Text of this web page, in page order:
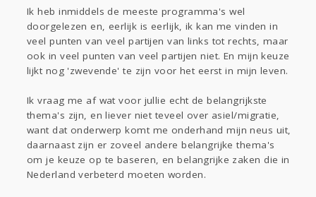
Ik heb inmiddels de meeste programma's wel
doorgelezen en, eerlijk is eerlijk, ik kan me vinden in
veel punten van veel partijen van links tot rechts, maar
ook in veel punten van veel partijen niet. En mijn keuze
lijkt nog 'zwevende' te zijn voor het eerst in mijn leven.
Ik vraag me af wat voor jullie echt de belangrijkste
thema's zijn, en liever niet teveel over asiel/migratie,
want dat onderwerp komt me onderhand mijn neus uit,
daarnaast zijn er zoveel andere belangrijke thema's
om je keuze op te baseren, en belangrijke zaken die in
Nederland verbeterd moeten worden.